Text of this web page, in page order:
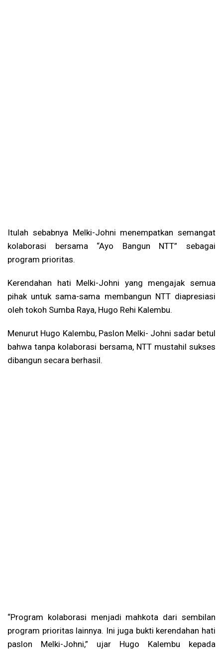
Itulah sebabnya Melki-Johni menempatkan semangat
kolaborasi bersama “Ayo Bangun NTT” sebagai
program prioritas.
Kerendahan hati Melki-Johni yang mengajak semua
pihak untuk sama-sama membangun NTT diapresiasi
oleh tokoh Sumba Raya, Hugo Rehi Kalembu.
Menurut Hugo Kalembu, Paslon Melki- Johni sadar betul
bahwa tanpa kolaborasi bersama, NTT mustahil sukses
dibangun secara berhasil.
“Program kolaborasi menjadi mahkota dari sembilan
program prioritas lainnya. Ini juga bukti kerendahan hati
paslon Melki-Johni,” ujar Hugo Kalembu kepada